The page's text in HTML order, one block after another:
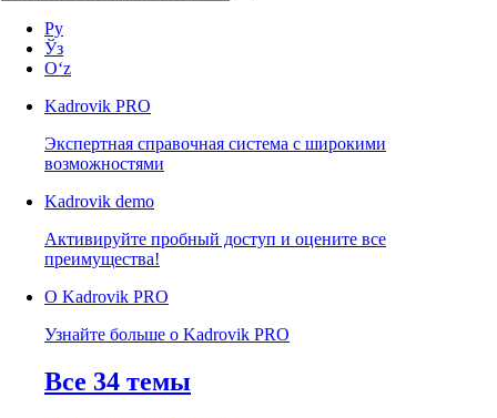
Ру
Ўз
Oʻz
Kadrovik PRO
Экспертная справочная система с широкими
возможностями
Kadrovik demo
Активируйте пробный доступ и оцените все
преимущества!
О Kadrovik PRO
Узнайте больше о Kadrovik PRO
Все 34 темы